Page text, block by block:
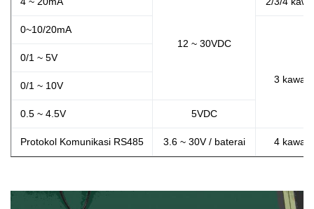
12 ~ 30VDC
0~10/20mA
3 kawat
0/1 ~ 5V
0/1 ~ 10V
0.5 ~ 4.5V 5VDC
Protokol Komunikasi RS485 3.6 ~ 30V / baterai 4 kawat